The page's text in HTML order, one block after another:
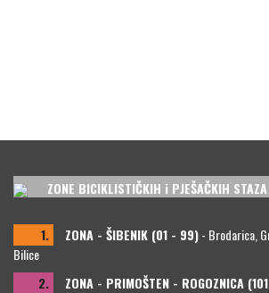
ZONE BICIKLISTIČKIH i PJEŠAČKIH
1. ZONA - ŠIBENIK (01 - 99)- Brodarica,
Bilice
2.
ZONA - PRIMOŠTEN - ROGOZNICA